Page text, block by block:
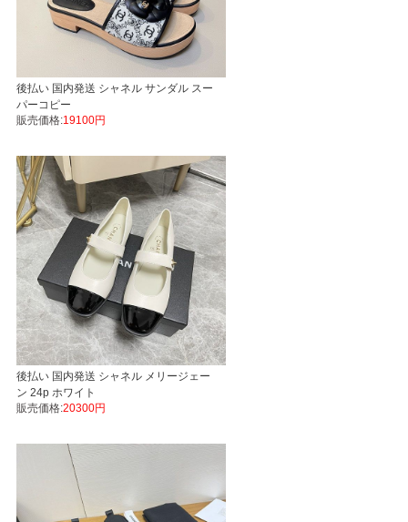
後払い 国内発送 シャネル サンダル スー
パーコピー
販売価格:19100円
後払い 国内発送 シャネル メリージェー
ン 24p ホワイト
販売価格:20300円